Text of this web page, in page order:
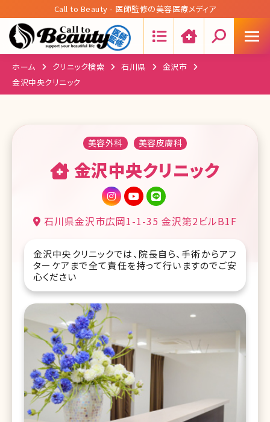
Call to Beauty - 医師監修の美容医療メディア
ホーム クリニック検索 石川県
金沢市
金沢中央クリニック
美容外科 美容皮膚科
金沢中央クリニック
石川県金沢市広岡1-1-35 金沢第2ビルB1F
金沢中央クリニックでは、院長自ら、手術からアフ
ターケアまで全て責任を持って行いますのでご安
心ください